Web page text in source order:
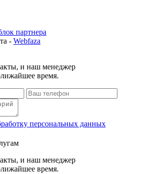
партнера
- Webfaza
и наш менеджер
время.
персональных данных
и наш менеджер
время.